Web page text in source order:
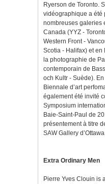
Ryerson de Toronto.
vidéographique a été
nombreuses galeries
Canada (YYZ -
Western Front -
Scotia - Halifax) et en
la photographie de
contemporain de
och Kultr - Suède).
Biennale d’art
également été invité
Symposium
Baie-Saint-Paul de
présentement à titre
SAW Gallery
Extra Ordinary Men
Pierre Yves Clouin is